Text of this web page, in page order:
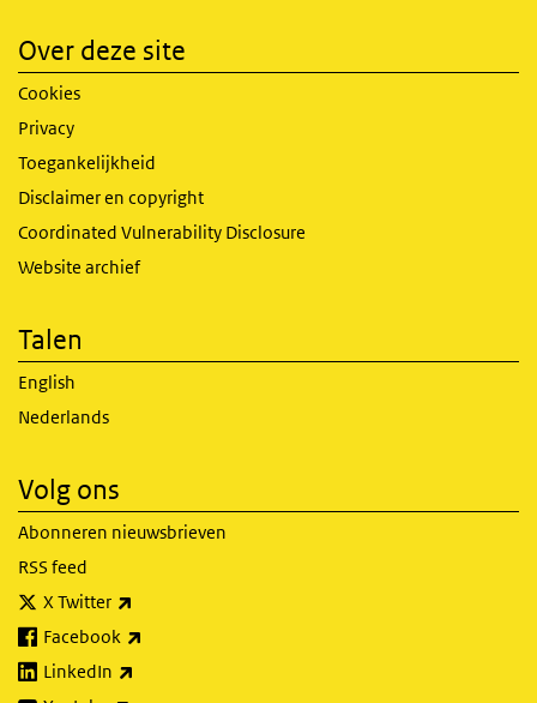
Over deze site
Cookies
Privacy
Toegankelijkheid
Disclaimer en copyright
Coordinated Vulnerability Disclosure
Website archief
Talen
English
Nederlands
Volg ons
Abonneren nieuwsbrieven
RSS feed
X Twitter
Facebook
LinkedIn